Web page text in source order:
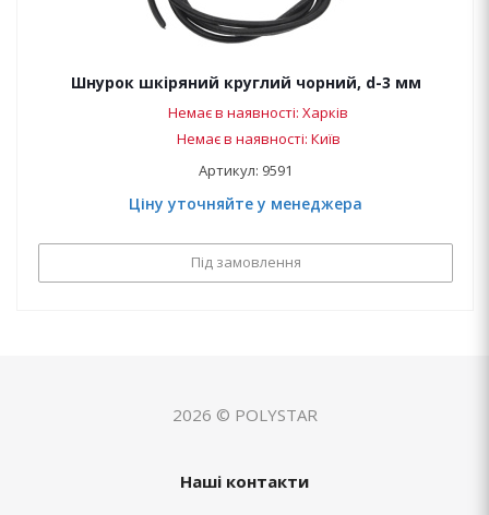
Шнурок шкіряний круглий чорний, d-3 мм
Немає в наявності: Харків
Немає в наявності: Київ
Артикул: 9591
Ціну уточняйте у менеджера
Під замовлення
2026 © POLYSTAR
Наші контакти